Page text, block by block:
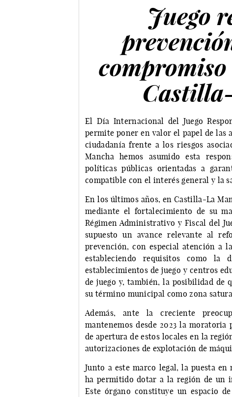
Juego
El Día Internacional del Juego
permite poner en valor el papel de las
ciudadanía frente a los riesgos
Mancha hemos asumido esta
políticas públicas orientadas a
compatible con el interés general y la
En los últimos años, en Castilla-La
mediante el fortalecimiento de su
Régimen Administrativo y Fiscal del
supuesto un avance relevante al
prevención, con especial atención a
estableciendo requisitos como
establecimientos de juego y centros
de juego y, también, la posibilidad de
su término municipal como zona
Además, ante la creciente
mantenemos desde 2023 la
de apertura de estos locales en la
autorizaciones de explotación de
Junto a este marco legal, la puesta en
ha permitido dotar a la región de un
Este órgano constituye un espacio